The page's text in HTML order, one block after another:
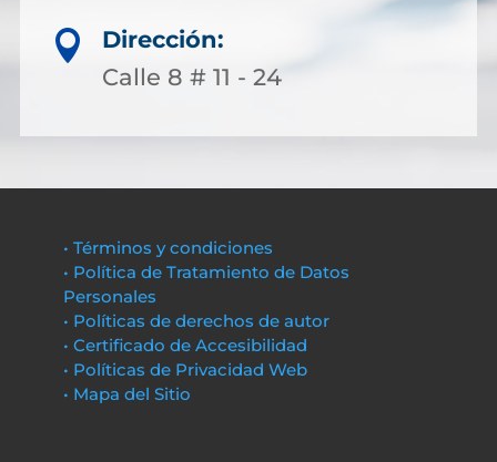

Dirección:
Calle 8 # 11 - 24
• Términos y condiciones
• Política de Tratamiento de Datos
Personales
• Políticas de derechos de autor
• Certificado de Accesibilidad
• Políticas de Privacidad Web
• Mapa del Sitio